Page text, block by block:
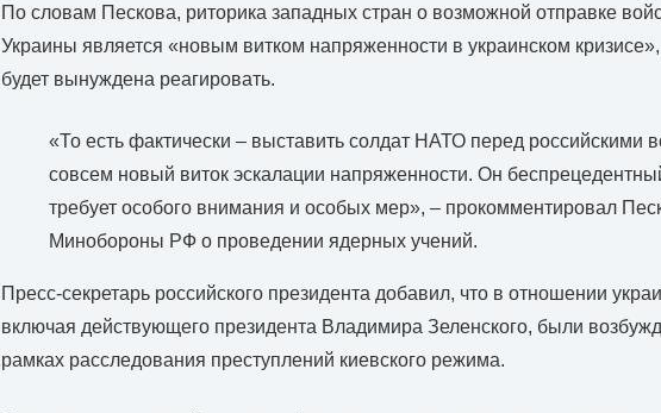
По словам Пескова, риторика западных стран о возможной отправке
Украины является «новым витком напряженности в украинском
будет вынуждена реагировать.
«То есть фактически – выставить солдат НАТО перед российскими
совсем новый виток эскалации напряженности. Он
требует особого внимания и особых мер», – прокомментировал
Минобороны РФ о проведении ядерных учений.
Пресс-секретарь российского президента добавил, что в отношении
включая действующего президента Владимира Зеленского, были
рамках расследования преступлений киевского режима.